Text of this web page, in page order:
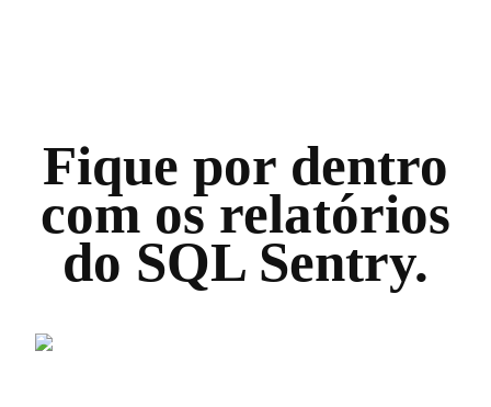
Fique por dentro
com os relatórios
do SQL Sentry.